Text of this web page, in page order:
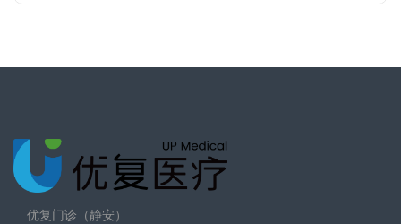
优复门诊（静安）